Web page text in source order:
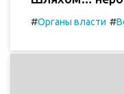
#Органы власти #